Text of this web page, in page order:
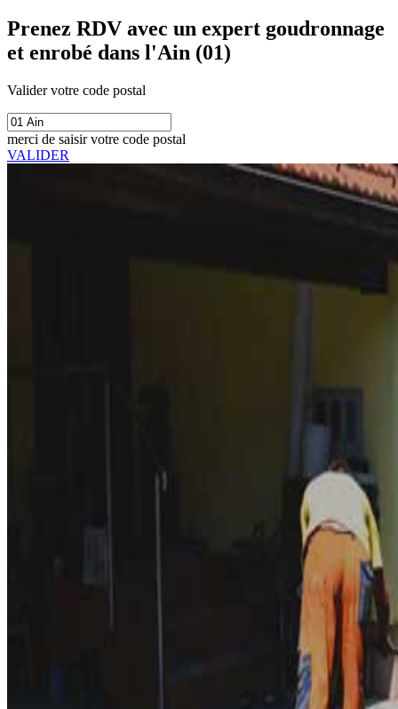
Prenez RDV avec un expert goudronnage
et enrobé dans l'Ain (01)
Valider votre code postal
merci de saisir votre code postal
VALIDER